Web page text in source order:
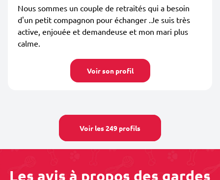
Nous sommes un couple de retraités qui a besoin
d'un petit compagnon pour échanger .Je suis très
active, enjouée et demandeuse et mon mari plus
calme.
Voir son profil
Voir les 249 profils
Les avis à propos des gardes